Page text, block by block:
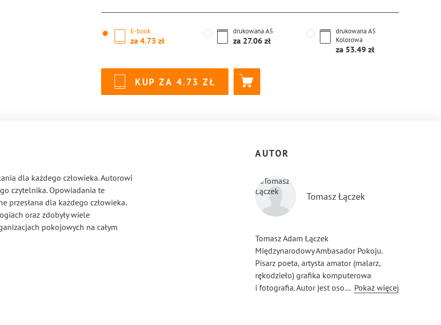
E-book
za 4.73
drukowanaA5
za 27.06
drukowanaA5
Kolorowa
za 53.49
KUP ZA 4.73
dla każdego człowieka. Autorowi
czytelnika. Opowiadania te
przesłana dla każdego człowieka.
oraz zdobyły wiele
pokojowych na całym
AUTOR
Tomasz Łączek
Tomasz Adam Łączek
Międzynarodowy Ambasador Pokoju.
Pisarz poeta, artysta amator (malarz,
rękodzieło) grafika komputerowa
i fotografia. Autor jest osobą
... Pokaż więcej